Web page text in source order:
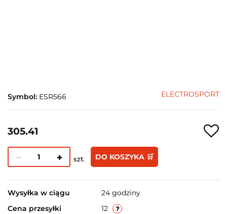
Symbol: ESR566 ELECTROSPORT
305.41
szt. DO KOSZYKA 🛒
Wysyłka w ciągu
24 godziny
Cena przesyłki
12